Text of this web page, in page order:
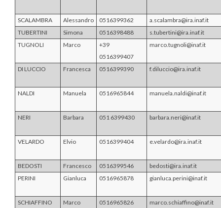
SCALAMBRA Alessandro 0516399362
a.scalambra@ira.inaf.it
TUBERTINI
Simona 0516398488
s.tubertini@ira.inaf.it
TUGNOLI
Marco
+39
0516399407
marco.tugnoli@inaf.it
DI LUCCIO Francesca 0516399390 f.diluccio@ira.inaf.it
NALDI Manuela 0516965844 manuela.naldi@inaf.it
NERI Barbara 051 6399430 barbara.neri@inaf.it
VELARDO Elvio 0516399404 e.velardo@ira.inaf.it
BEDOSTI Francesco 0516399546
bedosti@ira.inaf.it
PERINI
Gianluca 0516965878 gianluca.perini@inaf.it
SCHIAFFINO Marco 0516965826 marco.schiaffino@inaf.it